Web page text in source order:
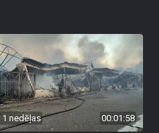
nedēļas 00:01:58